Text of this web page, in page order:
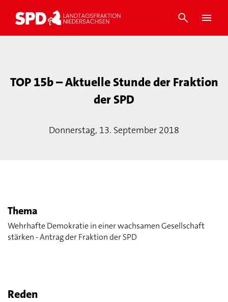
TOP 15b – Aktuelle Stunde der Fraktion
der SPD
Donnerstag, 13. September 2018
Thema
Wehrhafte Demokratie in einer wachsamen Gesellschaft
stärken - Antrag der Fraktion der SPD
Reden